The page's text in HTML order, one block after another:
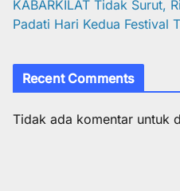
KABARKILAT Tidak Surut,
Padati Hari Kedua Festival
Recent Comments
Tidak ada komentar untuk